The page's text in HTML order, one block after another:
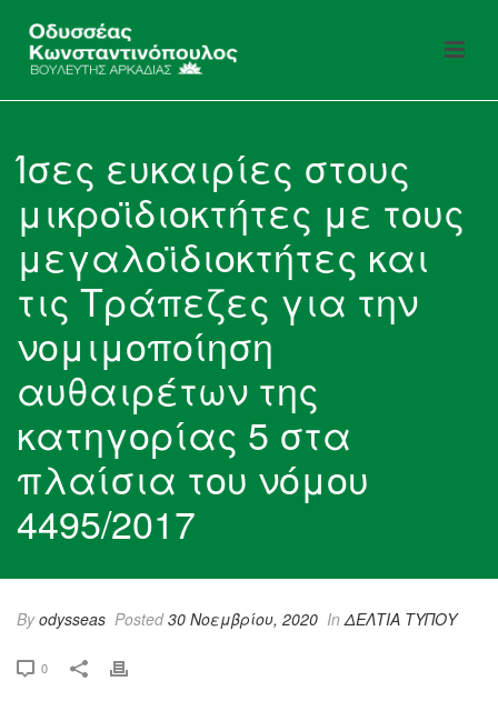
Ίσες ευκαιρίες στους
μικροϊδιοκτήτες με τους
μεγαλοϊδιοκτήτες και
τις Τράπεζες για την
νομιμοποίηση
αυθαιρέτων της
κατηγορίας 5 στα
πλαίσια του νόμου
4495/2017
Byodysseas Posted30 Νοεμβρίου, 2020 InΔΕΛΤΙΑ ΤΥΠΟΥ
0